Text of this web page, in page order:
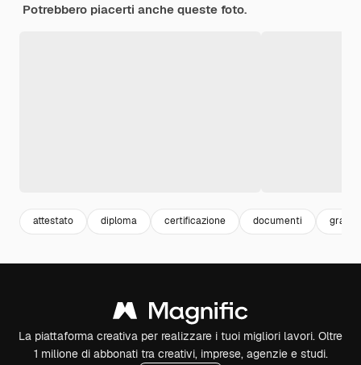
Potrebbero piacerti anche queste foto.
attestato diploma certificazione documenti
La piattaforma creativa per realizzare i tuoi migliori lavori. Oltre
1 milione di abbonati tra creativi, imprese, agenzie e studi.